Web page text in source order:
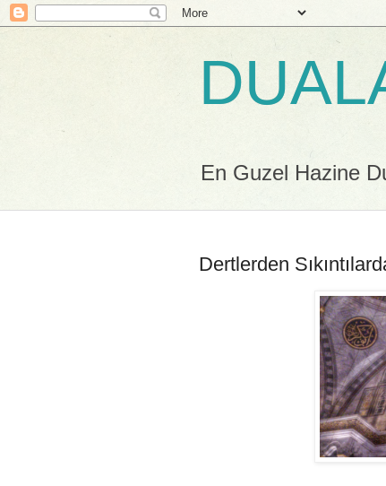
En Guzel Hazine
Dertlerden